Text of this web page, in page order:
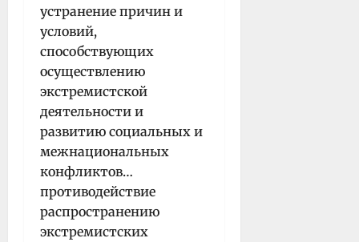
устранение причин и
условий,
способствующих
осуществлению
экстремистской
деятельности и
развитию социальных и
межнациональных
конфликтов…
противодействие
распространению
экстремистских